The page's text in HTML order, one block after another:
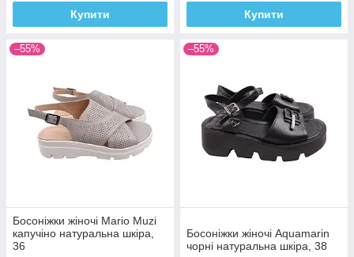
Купити Купити
–55%
Босоніжки жіночі Mario Muzi
капучіно натуральна шкіра,
36
–55%
Босоніжки жіночі Aquamarin
чорні натуральна шкіра, 38